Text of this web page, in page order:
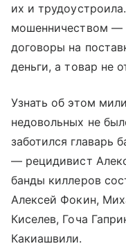
их и
мошенничеством —
договоры на
деньги, а товар не
Узнать об этом
недовольных не
заботился главарь
— рецидивист
банды киллеров
Алексей Фокин,
Киселев, Гоча
Какиашвили.